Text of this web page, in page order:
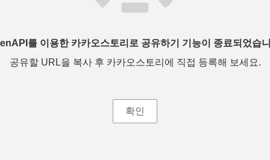
를 이용한 카카오스토리로 공유하기 기능이 종료되었습
공유할 URL을 복사 후 카카오스토리에 직접 등록해 보세요.
확인